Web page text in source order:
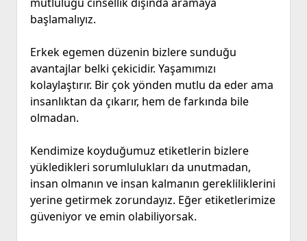
mutluluğu cinsellik dışında aramaya
başlamalıyız.
Erkek egemen düzenin bizlere sunduğu
avantajlar belki çekicidir. Yaşamımızı
kolaylaştırır. Bir çok yönden mutlu da eder ama
insanlıktan da çıkarır, hem de farkında bile
olmadan.
Kendimize koyduğumuz etiketlerin bizlere
yükledikleri sorumlulukları da unutmadan,
insan olmanın ve insan kalmanın gerekliliklerini
yerine getirmek zorundayız. Eğer etiketlerimize
güveniyor ve emin olabiliyorsak.